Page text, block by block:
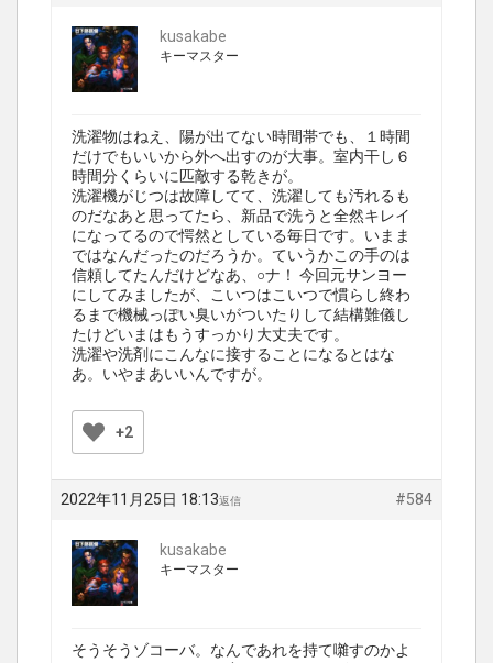
kusakabe
キーマスター
洗濯物はねえ、陽が出てない時間帯でも、１時間
だけでもいいから外へ出すのが大事。室内干し６
時間分くらいに匹敵する乾きが。
洗濯機がじつは故障してて、洗濯しても汚れるも
のだなあと思ってたら、新品で洗うと全然キレイ
になってるので愕然としている毎日です。いまま
ではなんだったのだろうか。ていうかこの手のは
信頼してたんだけどなあ、○ナ！ 今回元サンヨー
にしてみましたが、こいつはこいつで慣らし終わ
るまで機械っぽい臭いがついたりして結構難儀し
たけどいまはもうすっかり大丈夫です。
洗濯や洗剤にこんなに接することになるとはな
あ。いやまあいいんですが。
+2
2022年11月25日 18:13 #584
返信
kusakabe
キーマスター
そうそうゾコーバ。なんであれを持て囃すのかよ